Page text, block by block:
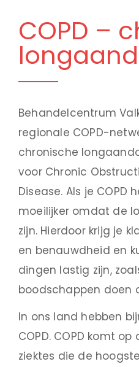
COPD –
Behandelcentrum
regionale COPD-
chronische
voor Chronic
Disease. Als je COPD
moeilijker omdat de
zijn. Hierdoor krijg je
en benauwdheid en
dingen lastig zijn,
boodschappen doen
In ons land hebben
COPD. COPD komt
ziektes die de